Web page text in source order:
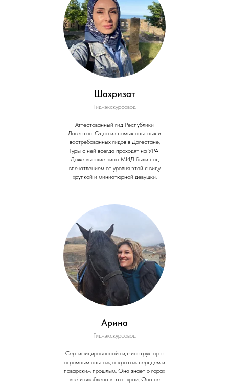
Шахризат
Гид-экскурсовод
Аттестованный гид Республики
Дагестан. Одна из самых опытных и
востребованных гидов в Дагестане.
Туры с ней всегда проходят на УРА!
Даже высшие чины МИД были под
впечатлением от уровня этой с виду
хрупкой и миниатюрной девушки.
Арина
Гид-экскурсовод
Сертифицированный гид-инструктор с
огромным опытом, открытым сердцем и
поварским прошлым. Она знает о горах
всё и влюблена в этот край. Она не